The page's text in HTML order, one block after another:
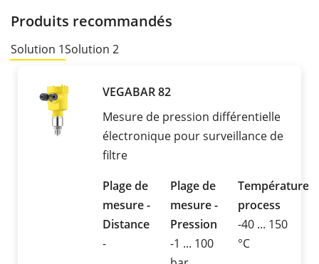
Produits recommandés
Solution 1Solution 2
VEGABAR 82
Mesure de pression différentielle
électronique pour surveillance de
filtre
Plage de
mesure -
Distance
-
Plage de
mesure -
Pression
-1 ... 100
Température
process
-40 ... 150
°C